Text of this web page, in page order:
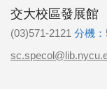
交大校區發展館
(03)571-2121 分機：